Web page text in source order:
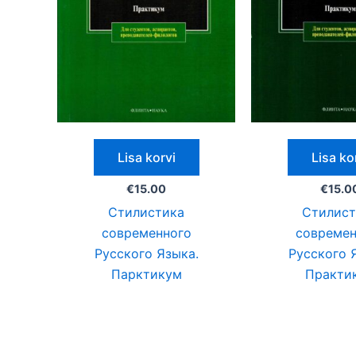
Lisa korvi
€15.00
Стилистика
современного
Русского Языка.
Парктикум
Lisa
€
Русского